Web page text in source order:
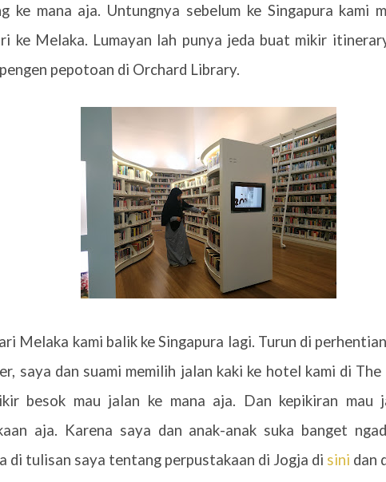
ke mana aja. Untungnya sebelum ke Singapura kami
ke Melaka. Lumayan lah punya jeda buat mikir
pepotoan di Orchard Library.
Melaka kami balik ke Singapura lagi. Turun di
saya dan suami memilih jalan kaki ke hotel kami di
besok mau jalan ke mana aja. Dan kepikiran mau
aja. Karena saya dan anak-anak suka banget
di tulisan saya tentang perpustakaan di Jogja di sini dan